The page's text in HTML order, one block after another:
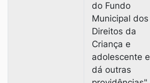
do Fundo
Municipal dos
Direitos da
Criança e
adolescente e
dá outras